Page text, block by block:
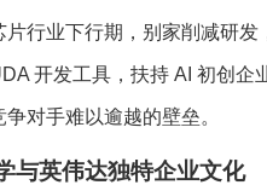
行业下行期，别家削减研发
开发工具，扶持 AI 初创企
对手难以逾越的壁垒。
与英伟达独特企业文化